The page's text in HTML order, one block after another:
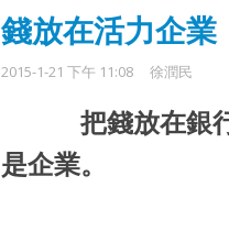
錢放在活力企業
2015-1-21 下午 11:08 徐潤民
把錢放在銀
是企業。